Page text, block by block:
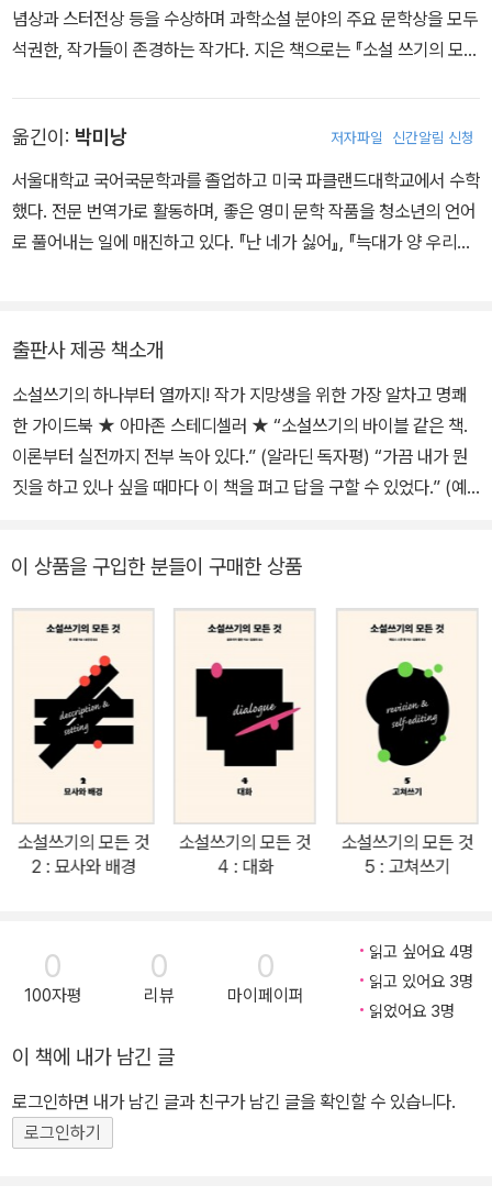
념상과 스터전상 등을 수상하며 과학소설 분야의 주요 문학상을 모두
석권한, 작가들이 존경하는 작가다. 지은 책으로는 『소설 쓰기의 모든
집필하며 세계 각지에서 글쓰기 강의를 진행하고 있다. 그녀의 작품
은 과학적 상상력과 인간적 공감이 결합된 서사로 꾸준히 사랑받고
있으며, 특히 『옵서버』는 머리로는 우주를 탐구하고 마음으로는 인간
을 탐구한, 지성과 감성의 조화가 빛나는 소설이다.
옮긴이: 박미낭 저자파일 신간알림 신청
서울대학교 국어국문학과를 졸업하고 미국 파클랜드대학교에서 수학
했다. 전문 번역가로 활동하며, 좋은 영미 문학 작품을 청소년의 언어
로 풀어내는 일에 매진하고 있다. 『난 네가 싫어』, 『늑대가 양 우리를
출판사 제공 책소개
소설쓰기의 하나부터 열까지! 작가 지망생을 위한 가장 알차고 명쾌
한 가이드북 ★ 아마존 스테디셀러 ★ “소설쓰기의 바이블 같은 책.
이론부터 실전까지 전부 녹아 있다.” (알라딘 독자평) “가끔 내가 뭔
짓을 하고 있나 싶을 때마다 이 책을 펴고 답을 구할 수 있었다.” (예
로 펴낸 개정판 풍부한 이론과 실전, 다양한 예문, 생생한 조언 소설
작법에 관한 가장 알차고 친절한 지침서 2012년 시리즈 완간 이후
‘가장 실질적인 소설 작법서’, ‘창작의 기본기를 명쾌하게 배울 수 있
는 최고의 가이드북’으로 수많은 독자의 사랑을 받아온 <소설쓰기의
모든 것>(전5권) 개정판을 펴낸다. 초판의 문장을 새로이 다듬고 일
부 오류를 수정하면서 새로운 장정과 디자인으로 다시 선보인다. <소
설쓰기의 모든 것> 시리즈는 아마존 스테디셀러로 지난 십여 년간 영
미권 작가 지망생들에게 최고의 작법 가이드북으로 꼽히고 있다. 국
내에서도 초판 출간 직후 작가 지망생들은 물론 글쓰기 교사들의 열
렬한 지지를 받았으며, 여러 글쓰기 모임과 소설창작 수업의 교재로
알찬 추천도서로 입소문을 탔다. 각 권마다 플롯, 묘사, 인물과 시점,
대화, 고쳐쓰기 등 한 가지 주제를 깊이 파고들고 있다는 점에서 유익
하다는 리뷰가 많았다. 무엇보다 이론 설명에 그치지 않고 실전 연습
된다는 평을 받았다. 이번 개정판은 이러한 독자들의 지속적인 호응
에 힘입어 편집과 구성, 디자인을 가다듬었다. 가장 추천하고 싶은 작
법서 <소설쓰기의 모든 것> 시리즈 전5권 개정판 출간 “소설을 쓰고
이 상품을 구입한 분들이 구매한 상품
소설쓰기의 모든 것
2 : 묘사와 배경
소설쓰기의 모든 것
4 : 대화
소설쓰기의 모든 것
5 : 고쳐쓰기
0
100자평
0
리뷰
0
마이페이퍼
읽고 싶어요 4명
읽고 있어요 3명
읽었어요 3명
이 책에 내가 남긴 글
로그인하면 내가 남긴 글과 친구가 남긴 글을 확인할 수 있습니다.
로그인하기